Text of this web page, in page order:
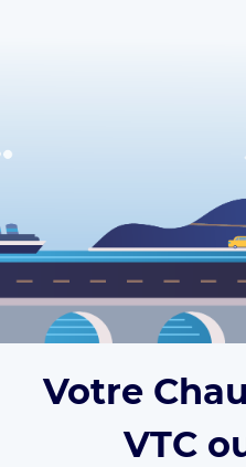
Votre
VTC